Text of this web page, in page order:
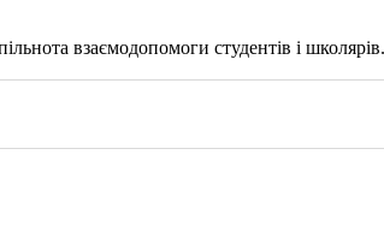
взаємодопомоги студентів і школярів.